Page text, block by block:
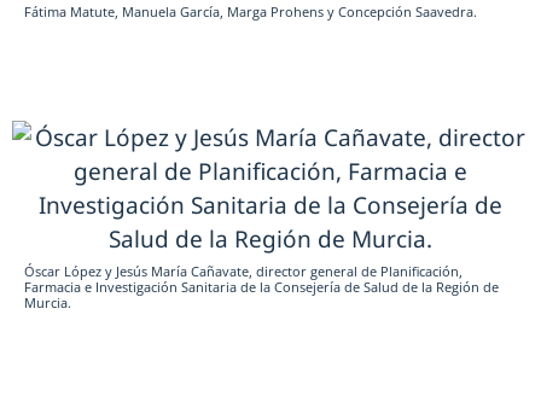
Fátima Matute, Manuela García, Marga Prohens y Concepción Saavedra.
Óscar López y Jesús María Cañavate, director general de Planificación,
Farmacia e Investigación Sanitaria de la Consejería de Salud de la Región de
Murcia.